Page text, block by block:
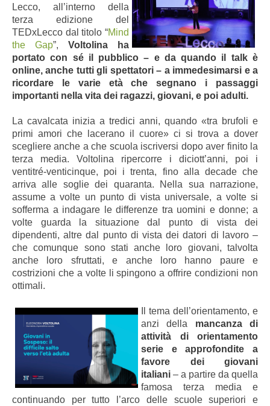
Lecco, all’interno della
terza edizione del
TEDxLecco dal titolo “Mind
the Gap”, Voltolina ha
portato con sé il pubblico – e da quando il talk è
online, anche tutti gli spettatori – a immedesimarsi e a
ricordare le varie età che segnano i passaggi
importanti nella vita dei ragazzi, giovani, e poi adulti.
La cavalcata inizia a tredici anni, quando «tra brufoli e
primi amori che lacerano il cuore» ci si trova a dover
scegliere anche a che scuola iscriversi dopo aver finito la
terza media. Voltolina ripercorre i diciott’anni, poi i
ventitré-venticinque, poi i trenta, fino alla decade che
arriva alle soglie dei quaranta. Nella sua narrazione,
assume a volte un punto di vista universale, a volte si
sofferma a indagare le differenze tra uomini e donne; a
volte guarda la situazione dal punto di vista dei
dipendenti, altre dal punto di vista dei datori di lavoro –
che comunque sono stati anche loro giovani, talvolta
anche loro sfruttati, e anche loro hanno paure e
costrizioni che a volte li spingono a offrire condizioni non
ottimali.
Il tema dell’orientamento, e
anzi della mancanza di
attività di orientamento
serie e approfondite a
favore dei giovani
italiani – a partire da quella
famosa terza media e
continuando per tutto l’arco delle scuole superiori e